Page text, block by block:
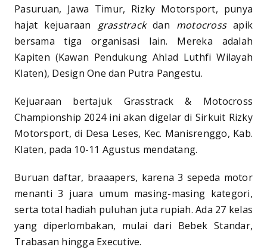
Pasuruan, Jawa Timur, Rizky Motorsport, punya
hajat kejuaraan grasstrackdan motocrossapik
bersama tiga organisasi lain. Mereka adalah
Kapiten (Kawan Pendukung Ahlad Luthfi Wilayah
Klaten), Design One dan Putra Pangestu.
Kejuaraan bertajuk Grasstrack & Motocross
Championship 2024 ini akan digelar di Sirkuit Rizky
Motorsport, di Desa Leses, Kec. Manisrenggo, Kab.
Klaten, pada 10-11 Agustus mendatang.
Buruan daftar, braaapers, karena 3 sepeda motor
menanti 3 juara umum masing-masing kategori,
serta total hadiah puluhan juta rupiah. Ada 27 kelas
yang diperlombakan, mulai dari Bebek Standar,
Trabasan hingga Executive.